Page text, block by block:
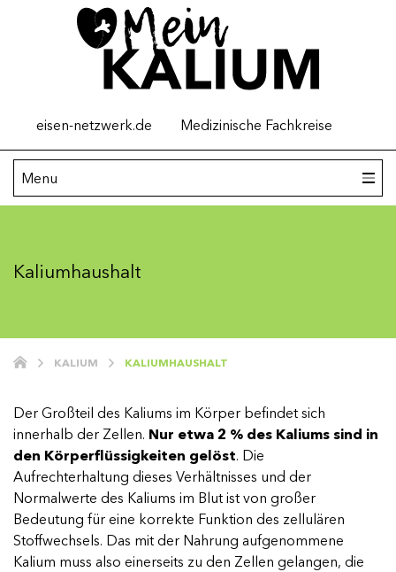
Top
menu
eisen-netzwerk.de Medizinische Fachkreise
Main
navigation
Menu
Hyperkaliämie verstehen
Suchen
Kaliumhaushalt
KALIUM KALIUMHAUSHALT
Der Großteil des Kaliums im Körper befindet sich
innerhalb der Zellen. Nur etwa 2 % des Kaliums sind in
den Körperflüssigkeiten gelöst. Die
Aufrechterhaltung dieses Verhältnisses und der
Normalwerte des Kaliums im Blut ist von großer
Bedeutung für eine korrekte Funktion des zellulären
Stoffwechsels. Das mit der Nahrung aufgenommene
Kalium muss also einerseits zu den Zellen gelangen, die